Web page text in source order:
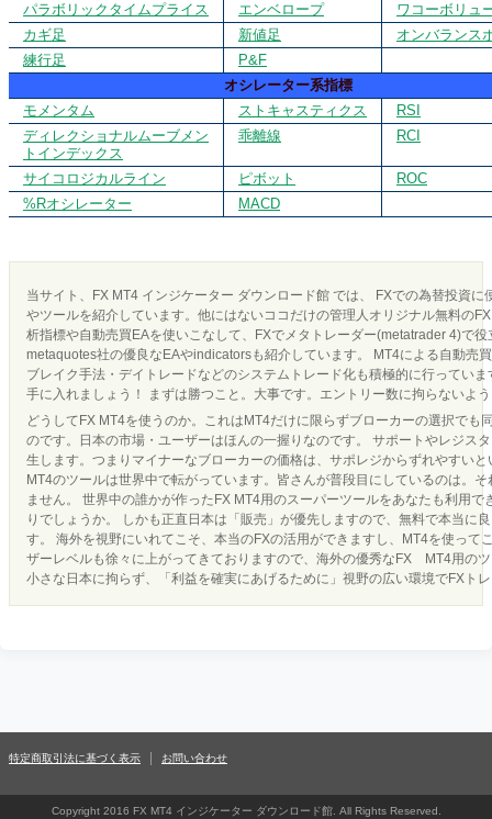
パラボリックタイムプライス
エンベロープ
ワコーボリュ
カギ足
新値足
オンバランス
練行足
P&F
オシレーター系指標
モメンタム
ストキャスティクス
RSI
ディレクショナルムーブメン
トインデックス
乖離線 RCI
サイコロジカルライン ピボット
ROC
%Rオシレーター
MACD
当サイト、FX MT4 インジケーター ダウンロード館 では、 FXでの為替投資
やツールを紹介しています。他にはないココだけの管理人オリジナル無料の
析指標や自動売買EAを使いこなして、FXでメタトレーダー(metatrader 4)で
metaquotes社の優良なEAやindicatorsも紹介しています。 MT4による自動売
ブレイク手法・デイトレードなどのシステムトレード化も積極的に行ってい
手に入れましょう！ まずは勝つこと。大事です。エントリー数に拘らないよ
どうしてFX MT4を使うのか。これはMT4だけに限らずブローカーの選択でも
のです。日本の市場・ユーザーはほんの一握りなのです。 サポートやレジス
生します。つまりマイナーなブローカーの価格は、サポレジからずれやすい
MT4のツールは世界中で転がっています。皆さんが普段目にしているのは。
ません。 世界中の誰かが作ったFX MT4用のスーパーツールをあなたも利用
りでしょうか。 しかも正直日本は「販売」が優先しますので、無料で本当に
す。 海外を視野にいれてこそ、本当のFXの活用ができますし、MT4を使って
ザーレベルも徐々に上がってきておりますので、海外の優秀なFX MT4用の
小さな日本に拘らず、「利益を確実にあげるために」視野の広い環境でFXト
特定商取引法に基づく表示 お問い合わせ
Copyright 2016 FX MT4 インジケーター ダウンロード館. All Rights Reserved.